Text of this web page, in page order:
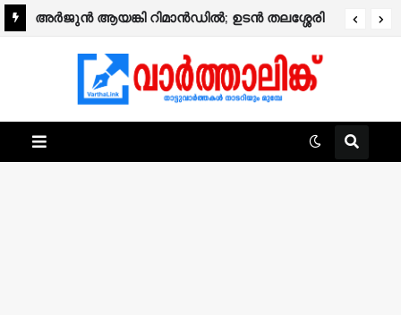
അര്‍ജുന്‍ ആയങ്കി റിമാന്‍ഡില്‍; ഉടന്‍ തലശ്ശേരി